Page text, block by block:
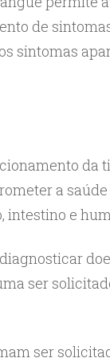
de
sintomas
da
a
intestino e
ser
ser